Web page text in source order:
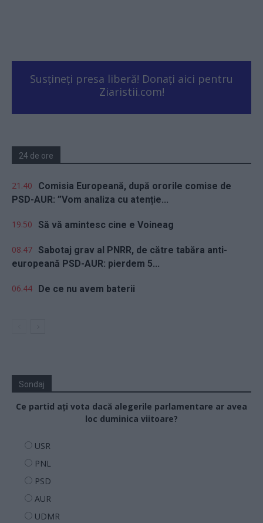
Susțineți presa liberă! Donați aici pentru
Ziaristii.com!
24 de ore
21.40
Comisia Europeană, după ororile comise de
PSD-AUR: ”Vom analiza cu atenție...
19.50 Să vă amintesc cine e Voineag
08.47 Sabotaj grav al PNRR, de către tabăra anti-
europeană PSD-AUR: pierdem 5...
06.44 De ce nu avem baterii
Sondaj
Ce partid ați vota dacă alegerile parlamentare ar avea
loc duminica viitoare?
USR
PNL
PSD
AUR
UDMR